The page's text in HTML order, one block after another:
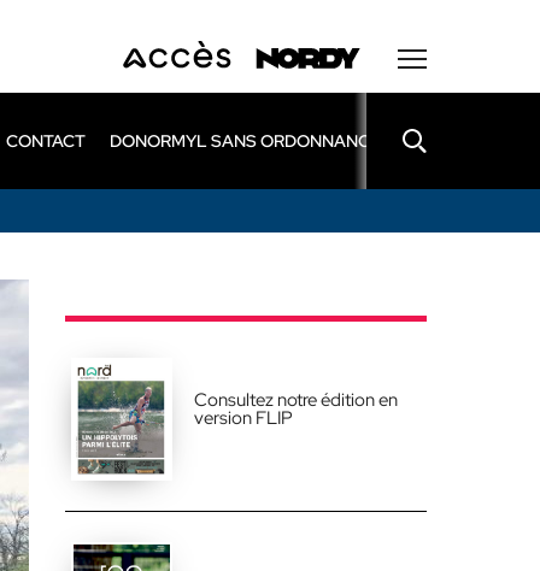
CONTACT DONORMYL SANS ORDONNANCE LEXOMIL SANS
Consultez notre édition en
version FLIP